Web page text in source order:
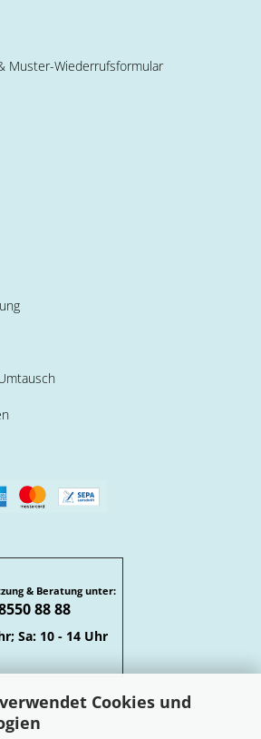
Cookies und
Muster-Wiederrufsformular
& Beratung unter:
88 88
Sa: 10 - 14 Uhr